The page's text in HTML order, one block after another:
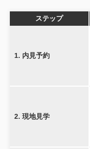
ステップ
1. 内見予約
2. 現地見学